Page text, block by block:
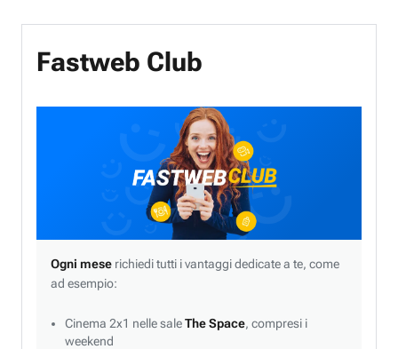
Fastweb Club
Ogni mese richiedi tutti i vantaggi dedicate a te, come
ad esempio:
Cinema 2x1 nelle saleThe Space, compresi i
weekend